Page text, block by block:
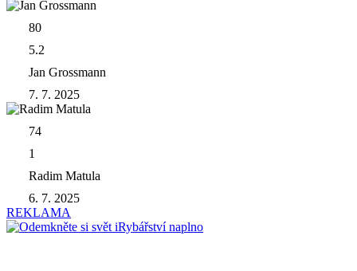
80
5.2
Jan Grossmann
7. 7. 2025
74
1
Radim Matula
6. 7. 2025
REKLAMA